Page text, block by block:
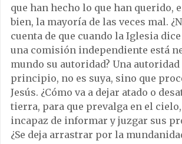
que han hecho lo que han querido,
bien, la mayoría de las veces mal.
cuenta de que cuando la Iglesia
una comisión independiente está
mundo su autoridad? Una
principio, no es suya, sino que
Jesús. ¿Cómo va a dejar atado o
tierra, para que prevalga en el
incapaz de informar y juzgar sus
¿Se deja arrastrar por la